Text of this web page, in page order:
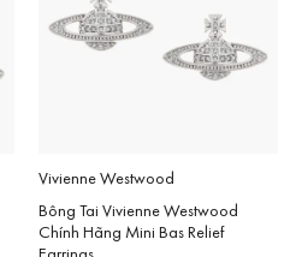
Vivienne Westwood
Bông Tai Vivienne Westwood
Chính Hãng Mini Bas Relief